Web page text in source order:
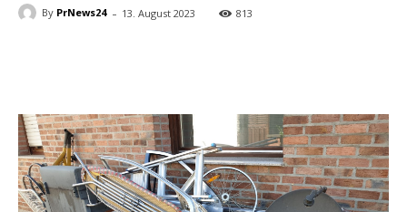
By PrNews24 - 13. August 2023 813